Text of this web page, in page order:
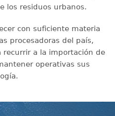
los residuos urbanos.
con suficiente materia
procesadoras del país,
recurrir a la importación de
operativas sus